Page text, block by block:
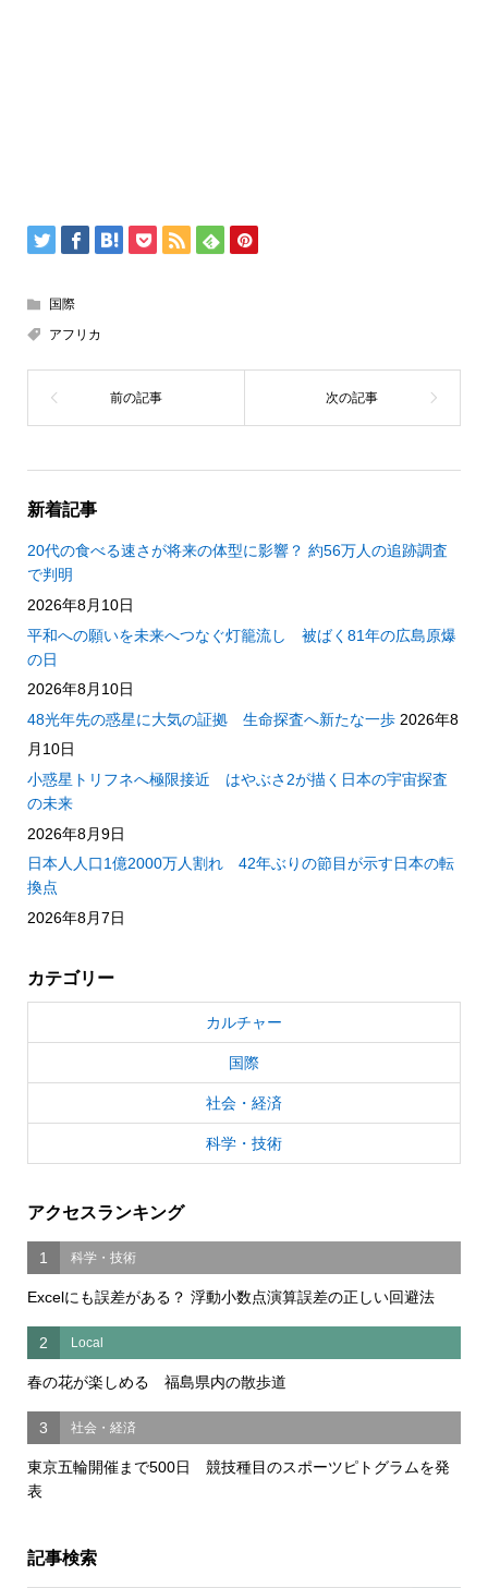
国際
アフリカ
新着記事
20代の食べる速さが将来の体型に影響？ 約56万人の追跡調査
で判明
2026年8月10日
平和への願いを未来へつなぐ灯籠流し 被ばく81年の広島原爆
の日
2026年8月10日
48光年先の惑星に大気の証拠 生命探査へ新たな一歩 2026年8
月10日
小惑星トリフネへ極限接近 はやぶさ2が描く日本の宇宙探査
の未来
2026年8月9日
日本人人口1億2000万人割れ 42年ぶりの節目が示す日本の転
換点
2026年8月7日
カテゴリー
カルチャー
国際
社会・経済
科学・技術
アクセスランキング
1 科学・技術
Excelにも誤差がある？ 浮動小数点演算誤差の正しい回避法
2 Local
春の花が楽しめる 福島県内の散歩道
3 社会・経済
東京五輪開催まで500日 競技種目のスポーツピトグラムを発
表
記事検索